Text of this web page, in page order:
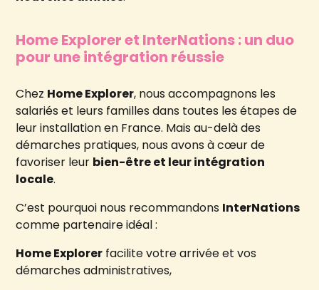
Home Explorer et InterNations : un duo
pour une intégration réussie
Chez Home Explorer, nous accompagnons les
salariés et leurs familles dans toutes les étapes de
leur installation en France. Mais au-delà des
démarches pratiques, nous avons à cœur de
favoriser leur bien-être et leur intégration
locale.
C’est pourquoi nous recommandons InterNations
comme partenaire idéal :
Home Explorer facilite votre arrivée et vos
démarches administratives,